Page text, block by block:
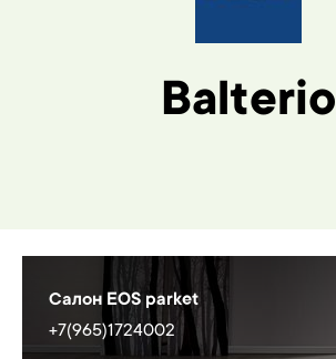
Balterio
Салон EOS parket
+7(965)1724002